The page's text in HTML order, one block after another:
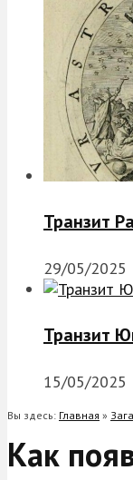
Транзит
29/05/2025
Транзит
15/05/2025
Вы здесь: Главная »
Как